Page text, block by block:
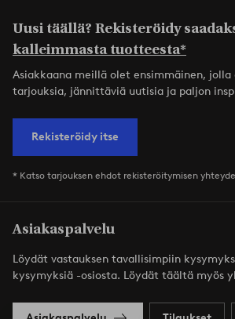
Uusi täällä? Rekisteröidy
kalleimmasta tuotteesta*
Asiakkaana meillä olet ensimmäinen, jolla
tarjouksia, jännittäviä uutisia ja paljon
Rekisteröidy itse
* Katso tarjouksen ehdot rekisteröitymisen
Asiakaspalvelu
Löydät vastauksen tavallisimpiin
kysymyksiä -osiosta. Löydät täältä myös